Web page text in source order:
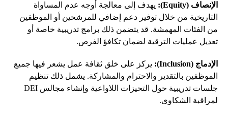
الإنصاف (Equity):
يهدف إلى معالجة أوجه عدم المساواة
التاريخية من خلال توفير دعم إضافي للمرشحين أو الموظفين
من الفئات المهمشة. قد يتضمن ذلك برامج تدريبية خاصة أو
تعديل عمليات الترقية لضمان تكافؤ الفرص.
الإدماج (Inclusion):
يركز على خلق ثقافة عمل يشعر فيها جميع
الموظفين بالتقدير والاحترام والمشاركة. يشمل ذلك تنظيم
جلسات تدريبية حول التحيزات اللاواعية وإنشاء مجالس DEI
لمراقبة الشكاوى.